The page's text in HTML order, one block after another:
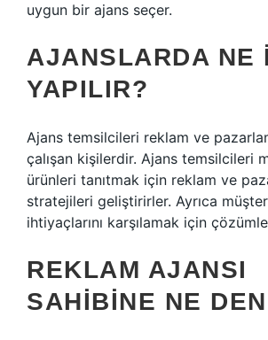
uygun bir ajans seçer.
AJANSLARDA NE
YAPILIR?
Ajans temsilcileri reklam ve
çalışan kişilerdir. Ajans temsilcileri
ürünleri tanıtmak için reklam ve
stratejileri geliştirirler. Ayrıca
ihtiyaçlarını karşılamak için
REKLAM AJANSI
SAHIBINE NE